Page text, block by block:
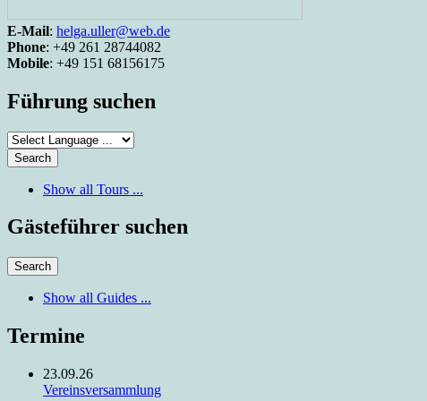
E-Mail: helga.uller@web.de
Phone: +49 261 28744082
Mobile: +49 151 68156175
Führung suchen
Show all Tours ...
Gästeführer suchen
Show all Guides ...
Termine
23.09.26
Vereinsversammlung